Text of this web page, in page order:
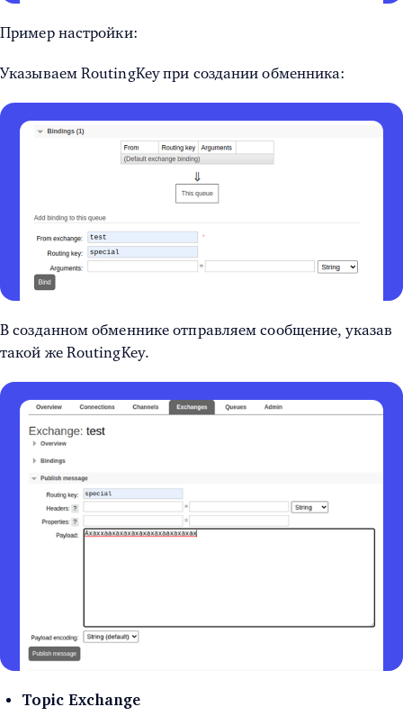
Пример настройки:
Указываем RoutingKey при создании обменника:
В созданном обменнике отправляем сообщение, указав
такой же RoutingKey.
Topic Exchange